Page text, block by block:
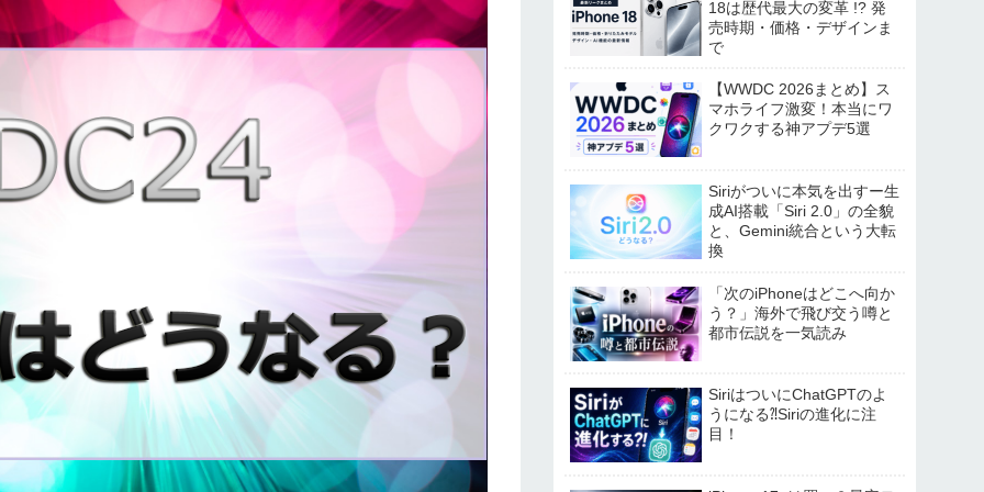
18は歴代最大の変革 !? 発
売時期・価格・デザインま
で
【WWDC 2026まとめ】ス
マホライフ激変！本当にワ
クワクする神アプデ5選
Siriがついに本気を出すー生
成AI搭載「Siri 2.0」の全貌
と、Gemini統合という大転
換
「次のiPhoneはどこへ向か
う？」海外で飛び交う噂と
都市伝説を一気読み
SiriはついにChatGPTのよ
うになる⁈Siriの進化に注
目！